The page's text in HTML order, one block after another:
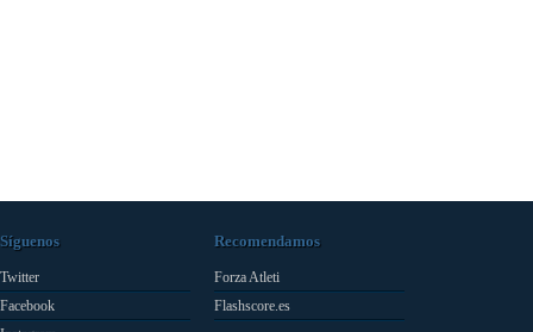
Síguenos
Twitter
Facebook
Recomendamos
Forza Atleti
Flashscore.es